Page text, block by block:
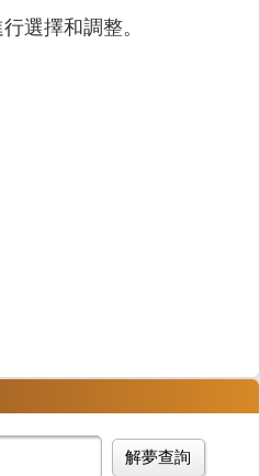
選擇和調整。
解夢查詢